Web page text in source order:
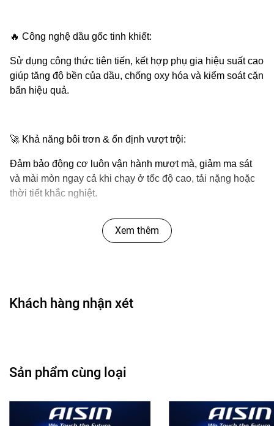
🔥 Công nghệ dầu gốc tinh khiết:
Sử dụng công thức tiên tiến, kết hợp phụ gia hiệu suất cao
giúp tăng độ bền của dầu, chống oxy hóa và kiểm soát cặn
bẩn hiệu quả.
🚀 Khả năng bôi trơn & ổn định vượt trội:
Đảm bảo động cơ luôn vận hành mượt mà, giảm ma sát
và mài mòn ngay cả khi chạy ở tốc độ cao, tải nặng hoặc
thời tiết khắc nghiệt.
Tiết kiệm nhiên liệu – Giảm khí thải:
cũ cần phục hồi hiệu suất.
Lợi ích khi sử dụng Dầu Nhớt AISIN:
Xem thêm
Khách hàng nhận xét
Sản phẩm cùng loại